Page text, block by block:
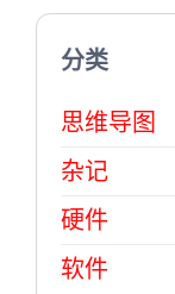
分类
思维导图
杂记
硬件
软件